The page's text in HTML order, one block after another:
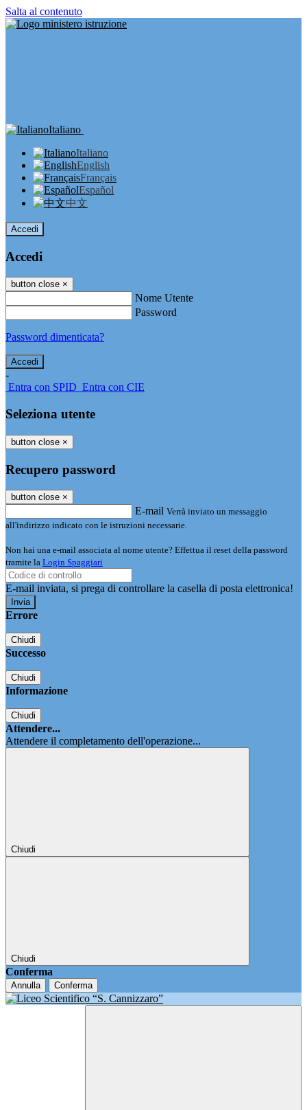
Salta al contenuto
Italiano
Italiano
English
Français
Español
中文
Accedi
Accedi
button close ×
Nome Utente
Password
Password dimenticata?
-
Entra con SPID Entra con CIE
Seleziona utente
button close ×
Recupero password
button close ×
E-mail Verrà inviato un messaggio
all'indirizzo indicato con le istruzioni necessarie.
Non hai una e-mail associata al nome utente? Effettua il reset della password
tramite la Login Spaggiari
E-mail inviata, si prega di controllare la casella di posta elettronica!
Errore
Chiudi
Successo
Chiudi
Informazione
Chiudi
Attendere...
Attendere il completamento dell'operazione...
Chiudi
Chiudi
Conferma
Annulla Conferma